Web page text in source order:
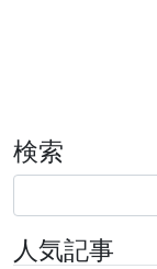
検索
人気記事